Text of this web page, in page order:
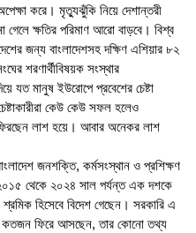
করে। মৃত্যুঝুঁকি নিয়ে দেশান্তরী
ক্ষতির পরিমাণ আরো বাড়বে। বিশ্ব
জন্য বাংলাদেশসহ দক্ষিণ এশিয়ার ৮২
শরণার্থীবিষয়ক সংস্থার
মানুষ ইউরোপে প্রবেশের চেষ্টা
কেউ কেউ সফল হলেও
লাশ হয়ে। আবার অনেকর লাশ
জনশক্তি, কর্মসংস্থান ও প্রশিক্ষণ
থেকে ২০২৪ সাল পর্যন্ত এক দশকে
হিসেবে বিদেশ গেছেন। সরকারি এ
কতজন ফিরে আসছেন, তার কোনো তথ্য